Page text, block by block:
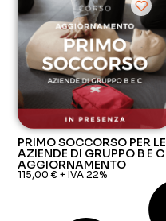
PRIMO SOCCORSO PER LE
AZIENDE DI GRUPPO B E C
AGGIORNAMENTO
115,00€ + IVA 22%